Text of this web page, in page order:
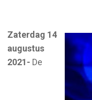
Zaterdag 14
augustus
2021- De